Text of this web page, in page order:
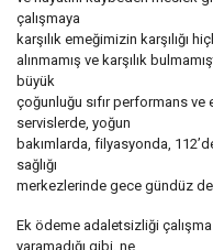
çalışmaya
karşılık emeğimizin karşılığı
alınmamış ve karşılık
büyük
çoğunluğu sıfır performans
servislerde, yoğun
bakımlarda, filyasyonda,
sağlığı
merkezlerinde gece gündüz
Ek ödeme adaletsizliği
yaramadığı gibi, ne